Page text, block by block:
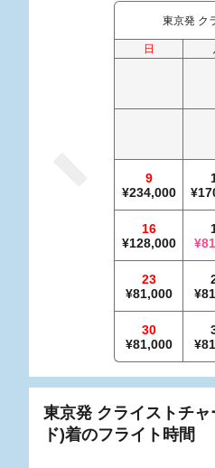
東京発 ク
日
9
234,000
16
128,000
23
81,000
30
81,000
東京発 クライストチ
ド)着のフライト時間